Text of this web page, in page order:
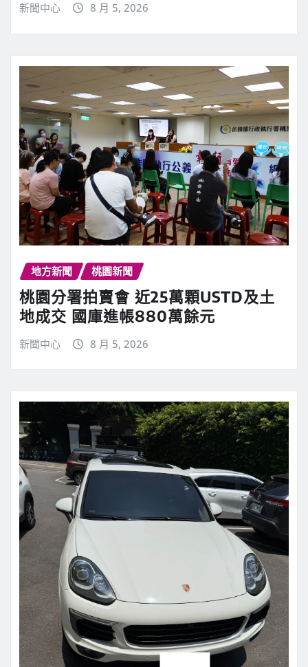
新聞中心 8 月 5, 2026
地方新聞 桃園新聞
桃園分署拍賣會 近25萬顆USTD及土
地成交 國庫進帳880萬餘元
新聞中心 8 月 5, 2026